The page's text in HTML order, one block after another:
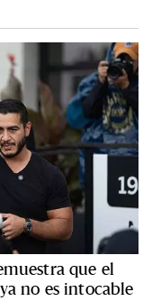
que el
no es intocable